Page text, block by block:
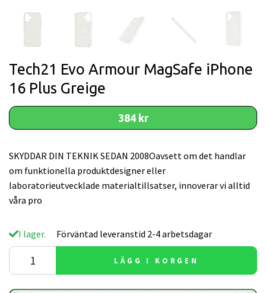
Tech21 Evo Armour MagSafe iPhone
16 Plus Greige
384 kr
SKYDDAR DIN TEKNIK SEDAN 2008Oavsett om det handlar
om funktionella produktdesigner eller
laboratorieutvecklade materialtillsatser, innoverar vi alltid
våra pro
I lager. Förväntad leveranstid 2-4 arbetsdagar
LÄGG I KORGEN